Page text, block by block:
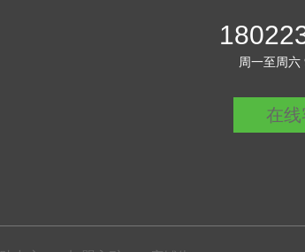
周一至周
在线